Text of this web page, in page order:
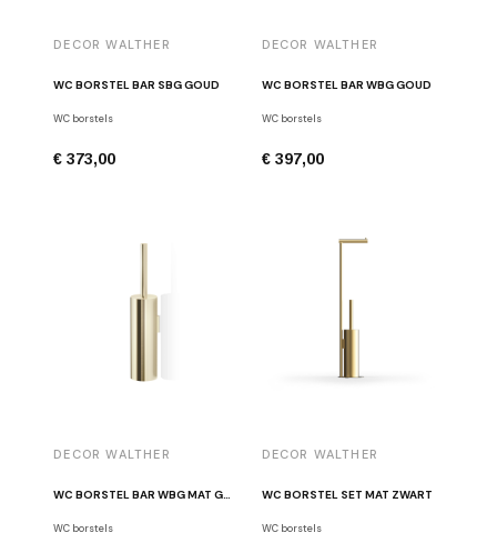
DECOR WALTHER
WC BORSTEL BAR SBG GOUD
WC borstels
€ 373,00
DECOR WALTHER
WC BORSTEL BAR WBG GOUD
WC borstels
€ 397,00
DECOR WALTHER
WC BORSTEL BAR WBG MAT GOUD
WC borstels
DECOR WALTHER
WC BORSTEL SET MAT ZWART
WC borstels